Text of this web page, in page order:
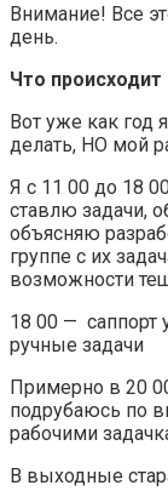
Внимание! Все
день.
Что происходит
Вот уже как год
делать, НО мой
Я с 11 00 до 18
ставлю задачи,
объясняю
группе с их
возможности
18 00 — саппорт
ручные задачи
Примерно в 20
подрубаюсь по
рабочими
В выходные